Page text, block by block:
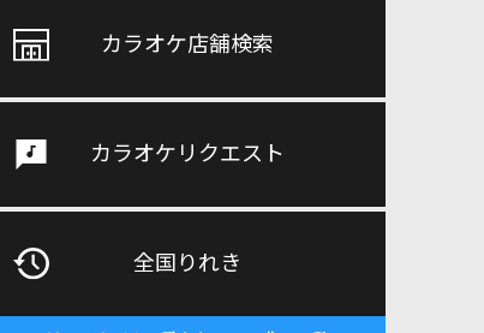
カラオケ店舗検索
カラオケリクエスト
全国りれき